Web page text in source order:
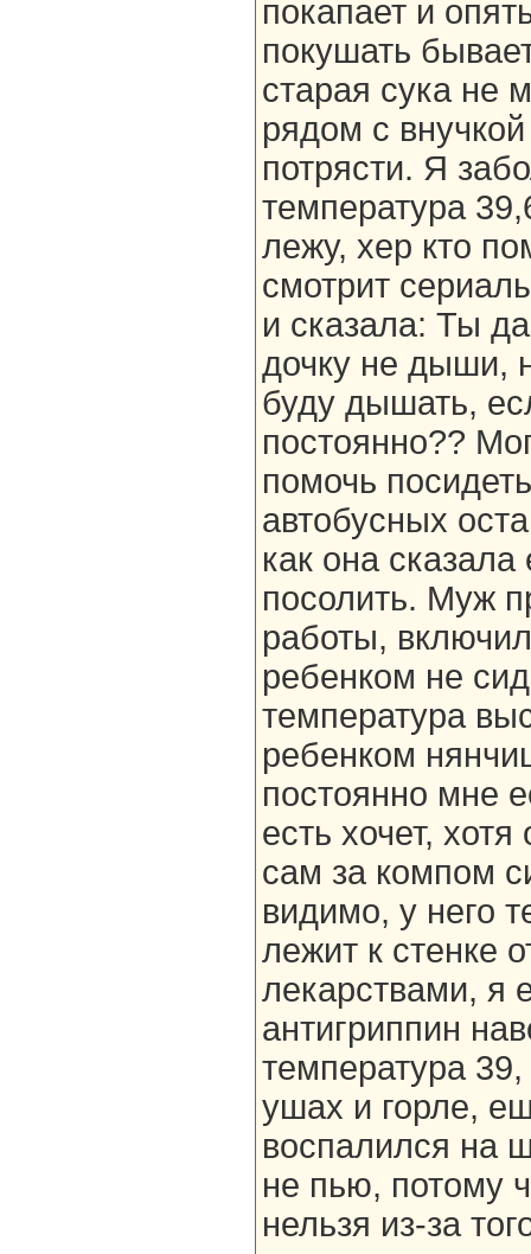
покапает и
покушать
старая сука не
рядом с
потрясти. Я
температура
лежу, хер кто
смотрит
и сказала: Ты
дочку не дыши,
буду дышать,
постоянно??
помочь
автобусных
как она
посолить. Муж
работы,
ребенком не
температура
ребенком
постоянно мне
есть хочет,
сам за компом
видимо, у него
лежит к стенке
лекарствами, я
антигриппин
температура
ушах и горле,
воспалился на
не пью, потому
нельзя из-за